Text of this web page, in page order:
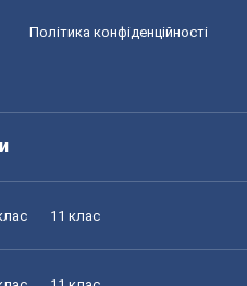
Політика конфіденційності
11 клас